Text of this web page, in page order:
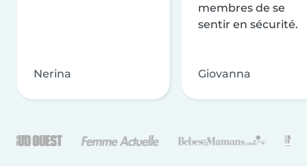
Nerina
membres de se
sentir en sécurité.
Giovanna